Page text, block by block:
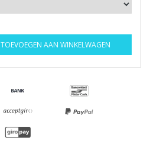
TOEVOEGEN AAN WINKELWAGEN